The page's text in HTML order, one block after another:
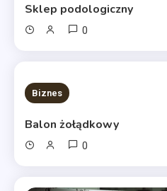
Sklep podologiczny
0
10 MINS READ
Biznes
Balon żołądkowy
0